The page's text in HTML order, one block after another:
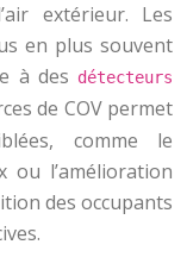
extérieur. Les
en plus souvent
à des détecteurs
de COV permet
comme le
ou l’amélioration
des occupants